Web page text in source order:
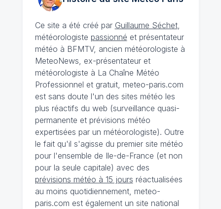
Ce site a été créé par Guillaume Séchet,
météorologiste passionné et présentateur
météo à BFMTV, ancien météorologiste à
MeteoNews, ex-présentateur et
météorologiste à La Chaîne Météo
Professionnel et gratuit, meteo-paris.com
est sans doute l'un des sites météo les
plus réactifs du web (surveillance quasi-
permanente et prévisions météo
expertisées par un météorologiste). Outre
le fait qu'il s'agisse du premier site météo
pour l'ensemble de Ile-de-France (et non
pour la seule capitale) avec des
prévisions météo à 15 jours réactualisées
au moins quotidiennement, meteo-
paris.com est également un site national